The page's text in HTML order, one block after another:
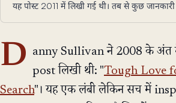
यह पोस्ट 2011 में लिखी गई थी। तब से कुछ
D anny Sullivan ने 2008 के अंत
post लिखी थी: "Tough Love
Search"। यह एक लंबी लेकिन सच में